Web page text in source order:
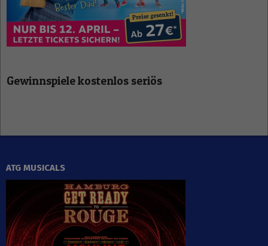
Gewinnspiele kostenlos seriös
ATG MUSICALS